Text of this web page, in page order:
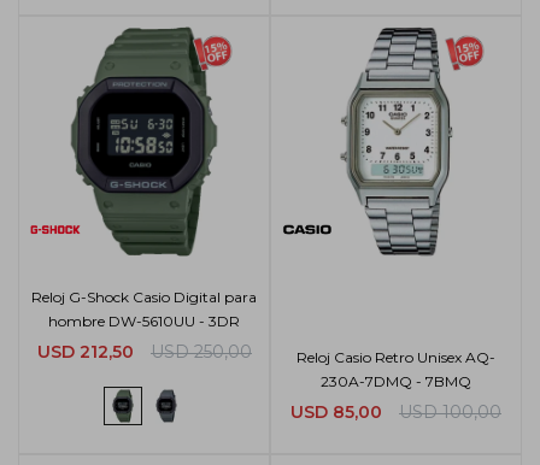
Reloj G-Shock Casio Digital para
hombre DW-5610UU - 3DR
USD 212,50 USD 250,00
Reloj Casio Retro Unisex AQ-
230A-7DMQ - 7BMQ
USD 85,00 USD 100,00